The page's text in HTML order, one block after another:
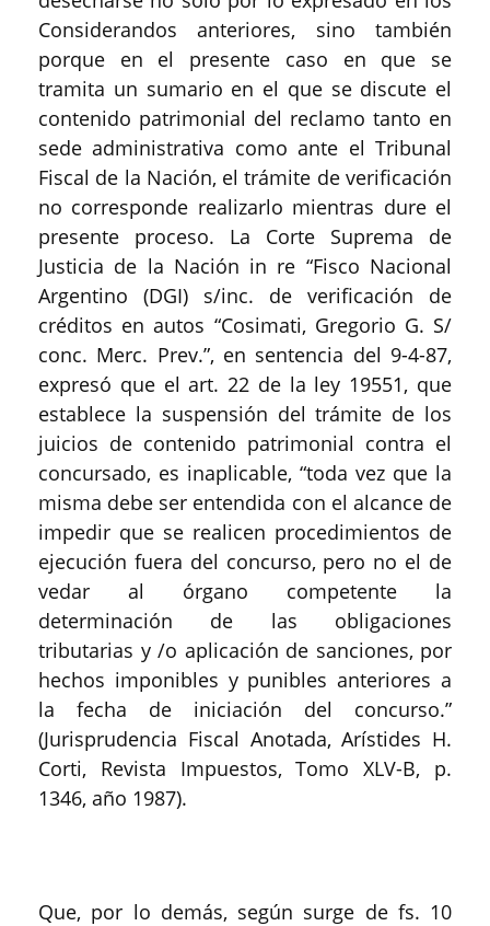
Considerandos anteriores, sino también
porque en el presente caso en que se
tramita un sumario en el que se discute el
contenido patrimonial del reclamo tanto en
sede administrativa como ante el Tribunal
Fiscal de la Nación, el trámite de verificación
no corresponde realizarlo mientras dure el
presente proceso. La Corte Suprema de
Justicia de la Nación in re “Fisco Nacional
Argentino (DGI) s/inc. de verificación de
créditos en autos “Cosimati, Gregorio G. S/
conc. Merc. Prev.”, en sentencia del 9-4-87,
expresó que el art. 22 de la ley 19551, que
establece la suspensión del trámite de los
juicios de contenido patrimonial contra el
concursado, es inaplicable, “toda vez que la
misma debe ser entendida con el alcance de
impedir que se realicen procedimientos de
ejecución fuera del concurso, pero no el de
vedar al órgano competente la
determinación de las obligaciones
tributarias y /o aplicación de sanciones, por
hechos imponibles y punibles anteriores a
la fecha de iniciación del concurso.”
(Jurisprudencia Fiscal Anotada, Arístides H.
Corti, Revista Impuestos, Tomo XLV-B, p.
1346, año 1987).
Que, por lo demás, según surge de fs. 10